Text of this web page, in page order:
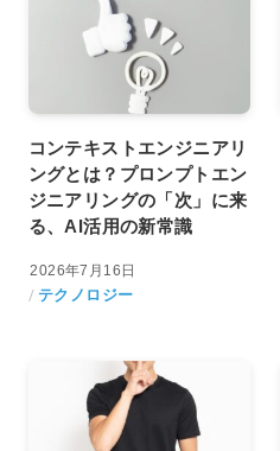
コンテキストエンジニアリ
ングとは？プロンプトエン
ジニアリングの「次」に来
る、AI活用の新常識
2026年7月16日
テクノロジー